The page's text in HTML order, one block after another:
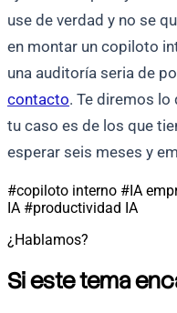
use de verdad y no se
en montar un copiloto
una auditoría seria de
contacto. Te diremos lo
tu caso es de los que
esperar seis meses y
#copiloto interno #IA
IA #productividad IA
¿Hablamos?
Si este tema